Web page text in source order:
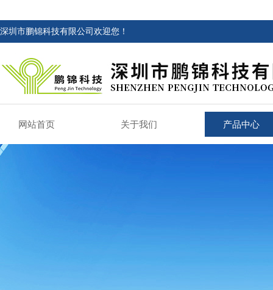
深圳市鹏锦科技有限公司欢迎您！
网站首页 关于我们 产品中心